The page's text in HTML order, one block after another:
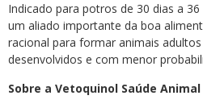
Indicado para potros de 30 dias a
um aliado importante da boa
racional para formar animais
desenvolvidos e com menor
Sobre a Vetoquinol Saúde Animal